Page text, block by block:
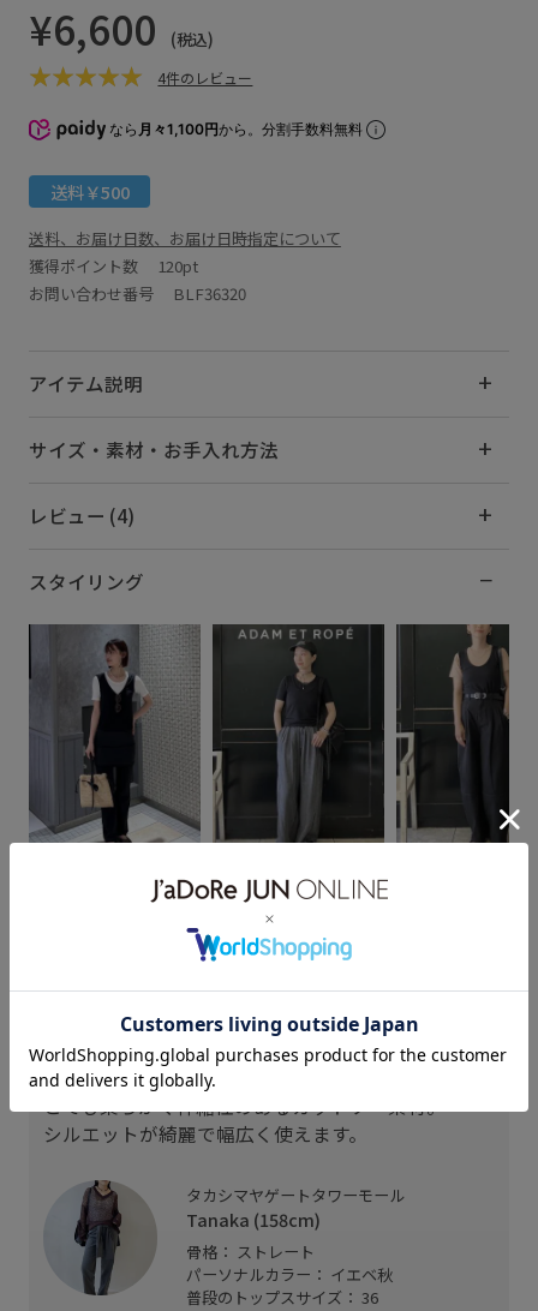
¥6,600 (税込)
4件のレビュー
なら 月々1,100円から。分割手数料無料
送料￥500
送料、お届け日数、お届け日時指定について
獲得ポイント数 120pt
お問い合わせ番号 BLF36320
アイテム説明
サイズ・素材・お手入れ方法
レビュー (4)
スタイリング
まつむらなおみ
159cm SIZE:F
スタッフレビュー
とても柔らかく伸縮性のあるカットソー素材。
シルエットが綺麗で幅広く使えます。
タカシマヤゲートタワーモール
Tanaka (158cm)
骨格： ストレート
パーソナルカラー： イエベ秋
普段のトップスサイズ： 36